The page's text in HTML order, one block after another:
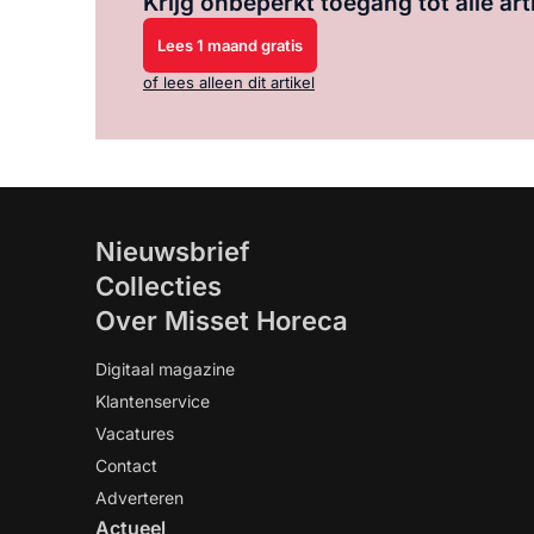
Lees 1 maand gratis
of lees alleen dit artikel
Nieuwsbrief
Collecties
Over Misset Horeca
Digitaal magazine
Klantenservice
Vacatures
Contact
Adverteren
Actueel